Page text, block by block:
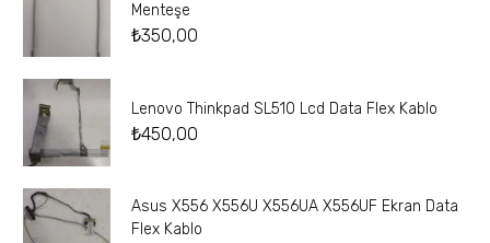
Menteşe
₺350,00
Lenovo Thinkpad SL510 Lcd Data Flex Kablo
₺450,00
Asus X556 X556U X556UA X556UF Ekran Data
Flex Kablo